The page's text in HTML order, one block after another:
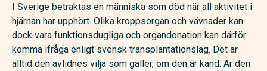
I Sverige betraktas en människa som död när all aktivitet i
hjärnan har upphört. Olika kroppsorgan och vävnader kan
dock vara funktionsdugliga och organdonation kan därför
komma ifråga enligt svensk transplantationslag. Det är
alltid den avlid­nes vilja som gäller, om den är känd. Är den